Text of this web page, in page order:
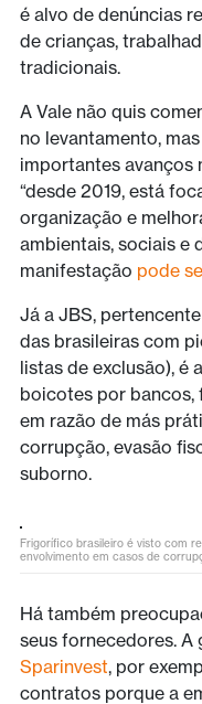
é alvo de denúncias
de crianças,
tradicionais.
A Vale não quis
no levantamento,
importantes avanços
“desde 2019, está
organização e
ambientais, sociais e
manifestação pode
Já a JBS,
das brasileiras com
listas de exclusão), é
boicotes por bancos,
em razão de más
corrupção, evasão
suborno.
Frigorífico brasileiro é visto com
envolvimento em casos de
Há também
seus fornecedores.
Sparinvest, por
contratos porque a